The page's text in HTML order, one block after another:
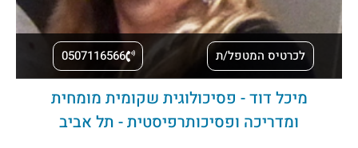
לכרטיס המטפל/ת 0507116566
מיכל דוד - פסיכולוגית שקומית מומחית
ומדריכה ופסיכותרפיסטית - תל אביב